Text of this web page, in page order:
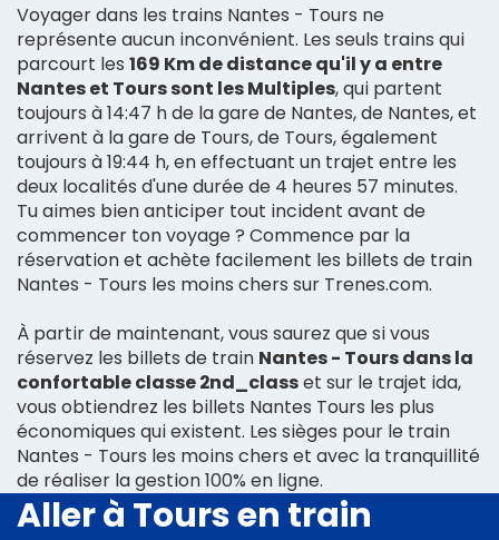
Voyager dans les trains Nantes - Tours ne
représente aucun inconvénient. Les seuls trains qui
parcourt les 169 Km de distance qu'il y a entre
Nantes et Tours sont les Multiples, qui partent
toujours à 14:47 h de la gare de Nantes, de Nantes, et
arrivent à la gare de Tours, de Tours, également
toujours à 19:44 h, en effectuant un trajet entre les
deux localités d'une durée de 4 heures 57 minutes.
Tu aimes bien anticiper tout incident avant de
commencer ton voyage ? Commence par la
réservation et achète facilement les billets de train
Nantes - Tours les moins chers sur Trenes.com.
À partir de maintenant, vous saurez que si vous
réservez les billets de train Nantes - Tours dans la
confortable classe 2nd_classet sur le trajet ida,
vous obtiendrez les billets Nantes Tours les plus
économiques qui existent. Les sièges pour le train
Nantes - Tours les moins chers et avec la tranquillité
de réaliser la gestion 100% en ligne.
Aller à Tours en train